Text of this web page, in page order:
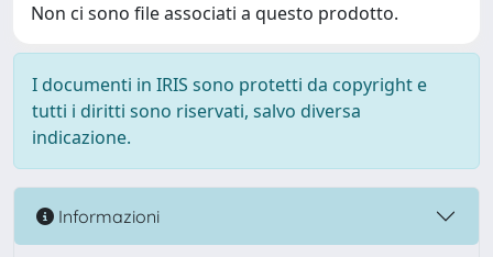
Non ci sono file associati a questo prodotto.
I documenti in IRIS sono protetti da copyright e
tutti i diritti sono riservati, salvo diversa
indicazione.
Informazioni